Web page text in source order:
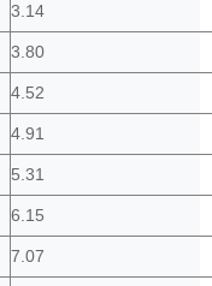
3.14
3.80
4.52
4.91
5.31
6.15
7.07